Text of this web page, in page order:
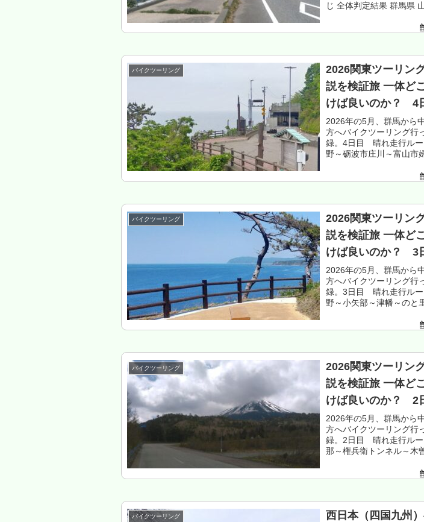
じ 全体判定結果 群馬県
川県 全体まとめ関東と
バイクツーリング
2026関東ツーリン
説を検証旅 一体ど
けば良いのか？ 4
山-糸魚川-白馬編
2026年の5月、群馬から
方へバイクツーリング行
録。4日目 晴れ走行ルー
野～砺波市庄川～富山市
日～糸魚川～小谷～白馬
バイクツーリング
2026関東ツーリン
説を検証旅 一体ど
けば良いのか？ 3
編
2026年の5月、群馬から
方へバイクツーリング行
録。3日目 晴れ走行ルー
野～小矢部～津幡～のと
ェイ～羽咋～志賀～富来
バイクツーリング
2026関東ツーリン
説を検証旅 一体ど
けば良いのか？ 2
曽-御岳-飛騨-砺波編
2026年の5月、群馬から
方へバイクツーリング行
録。2日目 晴れ走行ルー
那～権兵衛トンネル～木
御岳山北側～濁河峠～御
バイクツーリング
西日本（四国九州）